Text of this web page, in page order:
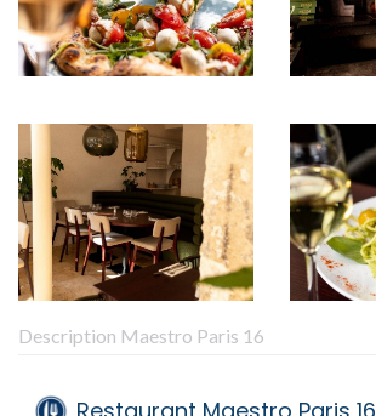
Description Maestro Paris 16